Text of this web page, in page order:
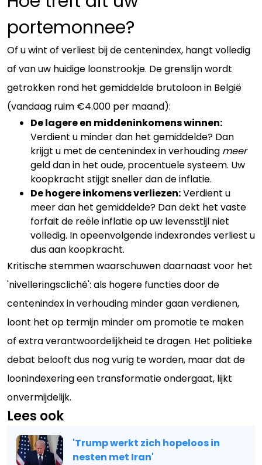
portemonnee?
Of u wint of verliest bij de centenindex, hangt volledig
af van uw huidige loonstrookje. De grenslijn wordt
getrokken rond het gemiddelde brutoloon in België
(vandaag ruim €4.000 per maand):
De lagere en middeninkomens winnen:
Verdient u minder dan het gemiddelde? Dan
krijgt u met de centenindex in verhouding meer
geld dan in het oude, procentuele systeem. Uw
koopkracht stijgt sneller dan de inflatie.
De hogere inkomens verliezen:Verdient u
meer dan het gemiddelde? Dan dekt het vaste
forfait de reële inflatie op uw levensstijl niet
volledig. In opeenvolgende indexrondes verliest u
dus aan koopkracht.
Kritische stemmen waarschuwen daarnaast voor het
'nivelleringscliché': als hogere functies door de
centenindex in verhouding minder gaan verdienen,
loont het op termijn minder om promotie te maken
of extra verantwoordelijkheid te dragen. Het politieke
debat belooft dus nog vurig te worden, maar dat de
loonindexering een transformatie ondergaat, lijkt
onvermijdelijk.
Lees ook
'Trump werkt zich hopeloos in
nesten met Iran'